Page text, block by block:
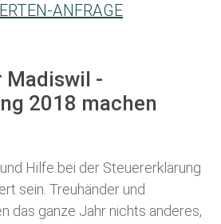
ANFRAGE
Madiswil -
2018 machen
Hilfe bei der Steuererklärung
sein. Treuhänder und
das ganze Jahr nichts anderes,